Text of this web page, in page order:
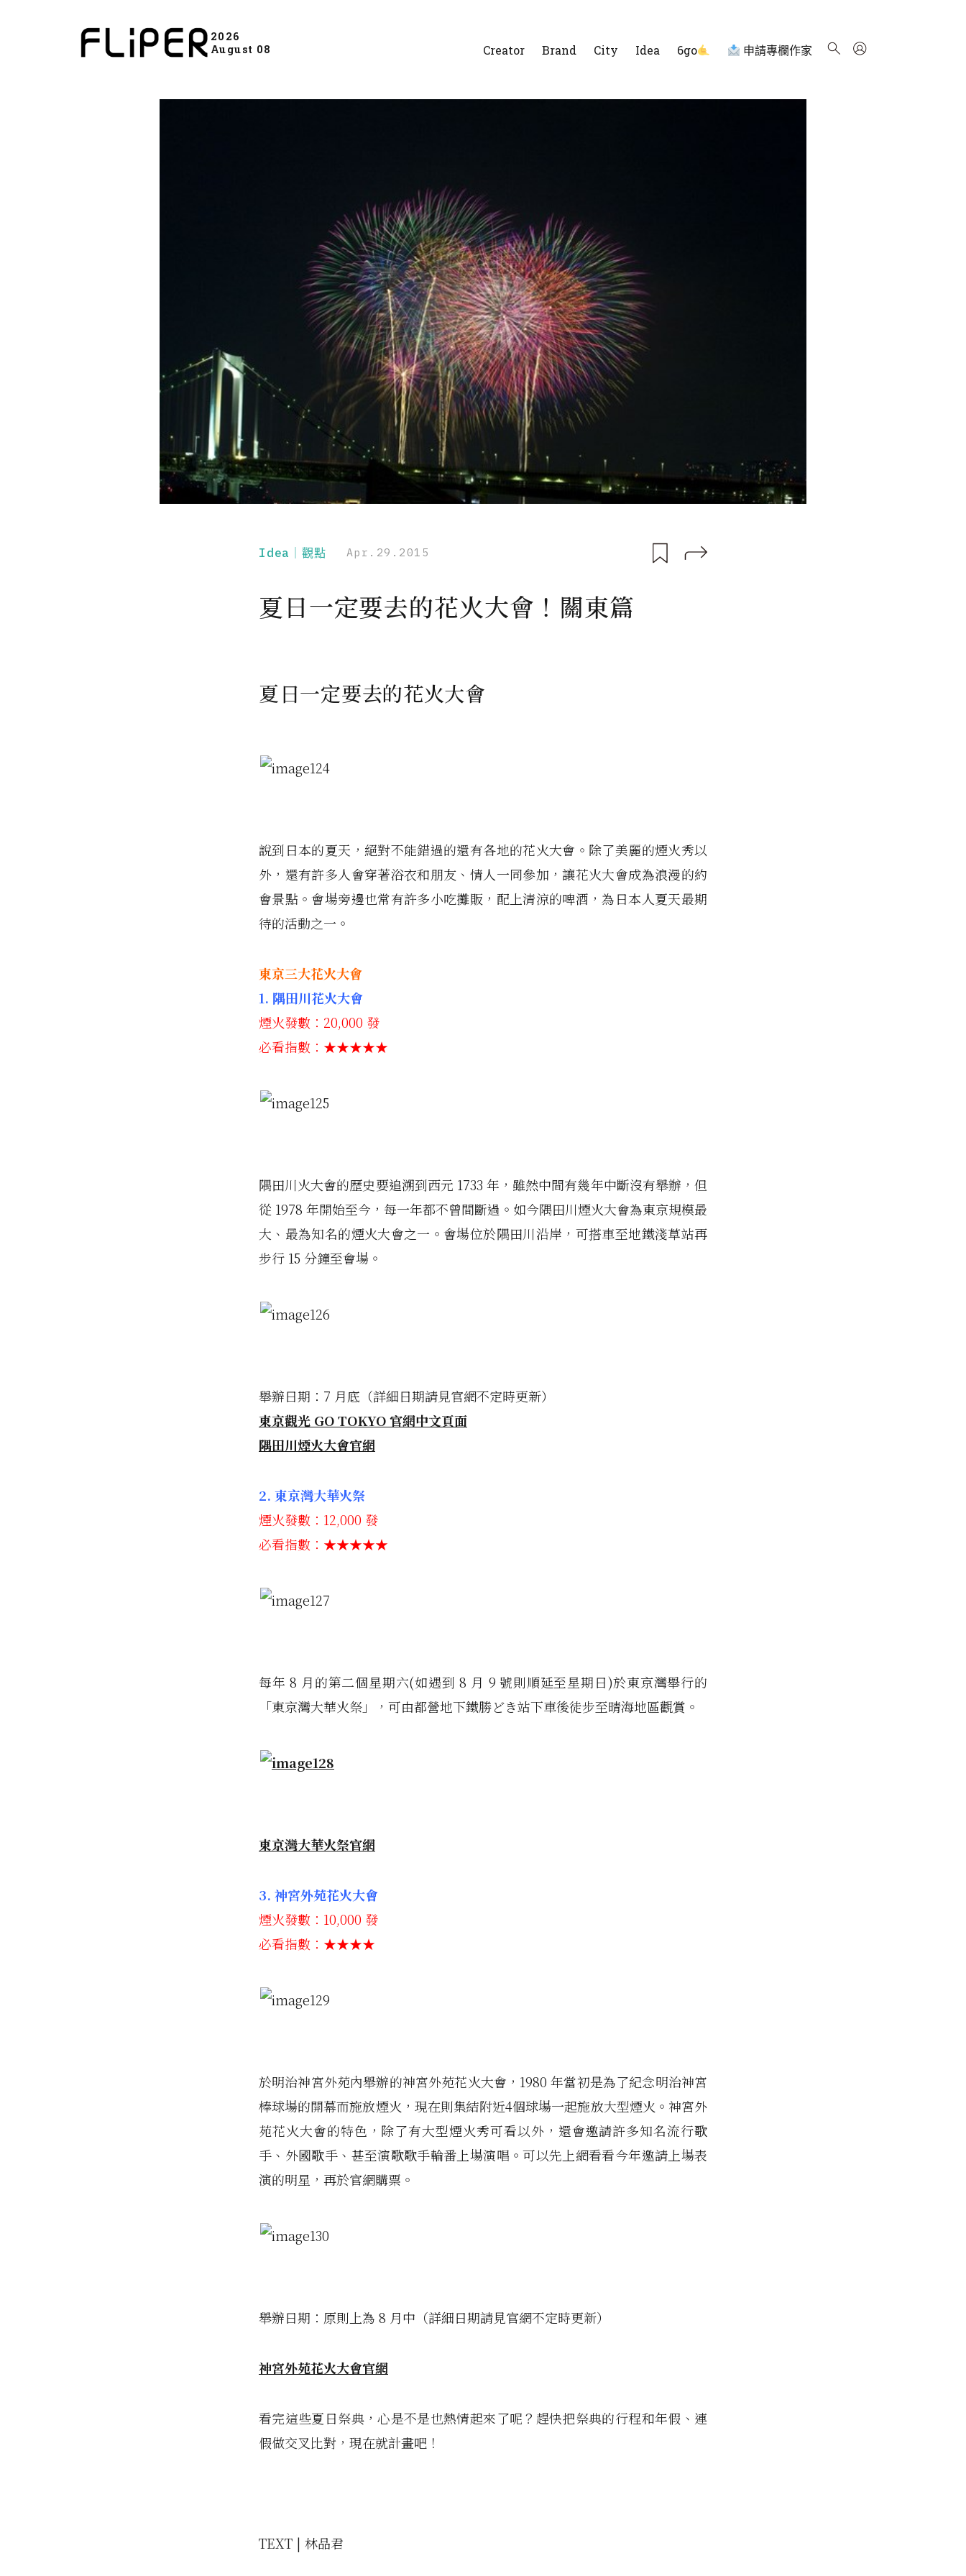
2026
August 08
Creator Brand City Idea 6go 申請專欄作家
Idea｜觀點 Apr.29.2015
夏日一定要去的花火大會！關東篇
夏日一定要去的花火大會
說到日本的夏天，絕對不能錯過的還有各地的花火大會。除了美麗的煙火秀以
外，還有許多人會穿著浴衣和朋友、情人一同參加，讓花火大會成為浪漫的約
會景點。會場旁邊也常有許多小吃攤販，配上清涼的啤酒，為日本人夏天最期
待的活動之一。
東京三大花火大會
1. 隅田川花火大會
煙火發數：20,000 發
必看指數：★★★★★
隅田川火大會的歷史要追溯到西元 1733 年，雖然中間有幾年中斷沒有舉辦，但
從 1978 年開始至今，每一年都不曾間斷過。如今隅田川煙火大會為東京規模最
大、最為知名的煙火大會之一。會場位於隅田川沿岸，可搭車至地鐵淺草站再
步行 15 分鐘至會場。
舉辦日期：7 月底（詳細日期請見官網不定時更新）
東京觀光 GO TOKYO 官網中文頁面
隅田川煙火大會官網
2. 東京灣大華火祭
煙火發數：12,000 發
必看指數：★★★★★
每年 8 月的第二個星期六(如遇到 8 月 9 號則順延至星期日)於東京灣舉行的
「東京灣大華火祭」，可由都營地下鐵勝どき站下車後徒步至晴海地區觀賞。
東京灣大華火祭官網
3. 神宮外苑花火大會
煙火發數：10,000 發
必看指數：★★★★
於明治神宮外苑內舉辦的神宮外苑花火大會，1980 年當初是為了紀念明治神宮
棒球場的開幕而施放煙火，現在則集結附近4個球場一起施放大型煙火。神宮外
苑花火大會的特色，除了有大型煙火秀可看以外，還會邀請許多知名流行歌
手、外國歌手、甚至演歌歌手輪番上場演唱。可以先上網看看今年邀請上場表
演的明星，再於官網購票。
舉辦日期：原則上為 8 月中（詳細日期請見官網不定時更新）
神宮外苑花火大會官網
看完這些夏日祭典，心是不是也熱情起來了呢？趕快把祭典的行程和年假、連
假做交叉比對，現在就計畫吧！
TEXT | 林品君